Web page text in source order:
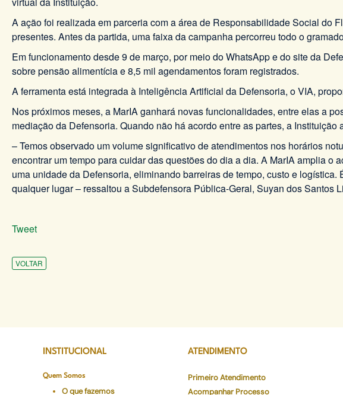
A ação foi realizada em parceria com a área de Responsabilidade Social do
presentes. Antes da partida, uma faixa da campanha percorreu todo o
Em funcionamento desde 9 de março, por meio do WhatsApp e do site da
sobre pensão alimentícia e 8,5 mil agendamentos foram registrados.
A ferramenta está integrada à Inteligência Artificial da Defensoria, o VIA,
Nos próximos meses, a MarIA ganhará novas funcionalidades, entre elas a
mediação da Defensoria. Quando não há acordo entre as partes, a
– Temos observado um volume significativo de atendimentos nos horários
encontrar um tempo para cuidar das questões do dia a dia. A MarIA amplia
uma unidade da Defensoria, eliminando barreiras de tempo, custo e
qualquer lugar – ressaltou a Subdefensora Pública-Geral, Suyan dos Santos
Tweet
VOLTAR
INSTITUCIONAL
Quem Somos
O que fazemos
ATENDIMENTO
Primeiro Atendimento
Acompanhar Processo